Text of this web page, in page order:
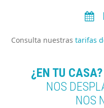
Consulta nuestrastarifas
¿EN TU
NOS
NOS